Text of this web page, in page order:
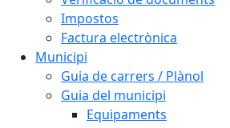
Impostos
Factura electrònica
Municipi
Guia de carrers / Plànol
Guia del municipi
Equipaments